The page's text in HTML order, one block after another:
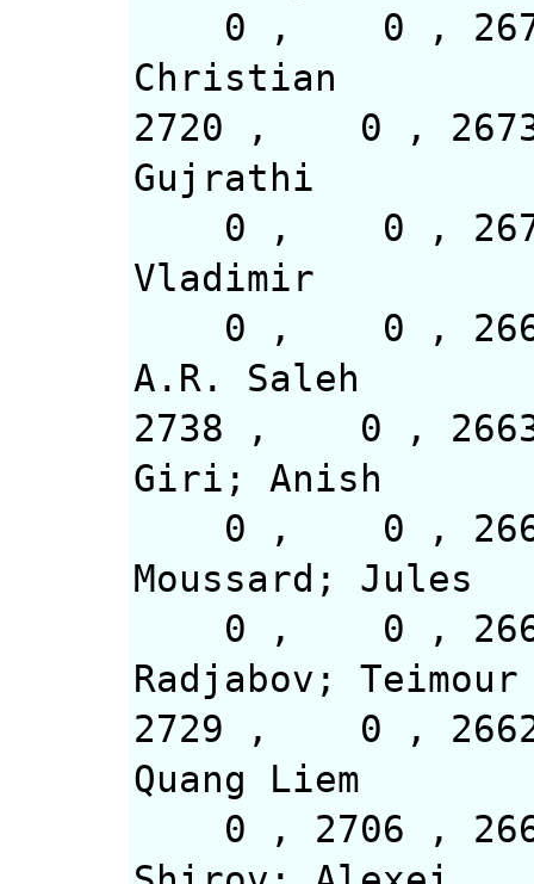
0 , 0 ,
Christian
2720 , 0 ,
Gujrathi
0 , 0 ,
Vladimir
0 , 0 ,
A.R. Saleh
2738 ,
Giri; Anish
0 , 0
Moussard; Jules
0 , 0 ,
Radjabov; Teimour
2729 , 0
Quang Liem
0 ,